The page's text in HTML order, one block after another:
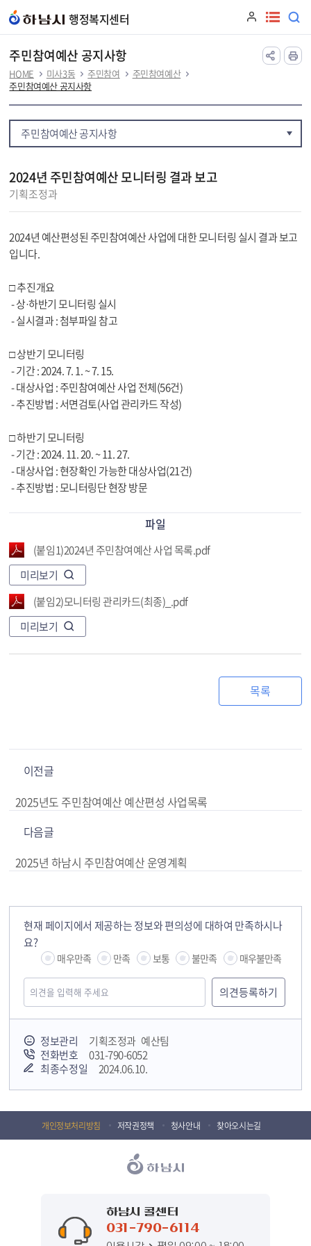
행정복지센터
주민참여예산 공지사항
HOME 미사3동 주민참여
주민참여예산
주민참여예산 공지사항
주민참여예산 공지사항
2024년 주민참여예산 모니터링 결과 보고
기획조정과
2024년 예산편성된 주민참여예산 사업에 대한 모니터링 실시 결과 보고
입니다.
□ 추진개요
- 상·하반기 모니터링 실시
- 실시결과 : 첨부파일 참고
□ 상반기 모니터링
- 기간 : 2024. 7. 1. ~ 7. 15.
- 대상사업 : 주민참여예산 사업 전체(56건)
- 추진방법 : 서면검토(사업 관리카드 작성)
□ 하반기 모니터링
- 기간 : 2024. 11. 20. ~ 11. 27.
- 대상사업 : 현장확인 가능한 대상사업(21건)
- 추진방법 : 모니터링단 현장 방문
파일
(붙임1)2024년 주민참여예산 사업 목록.pdf
미리보기
(붙임2)모니터링 관리카드(최종)_.pdf
미리보기
목록
이전글
2025년도 주민참여예산 예산편성 사업목록
다음글
2025년 하남시 주민참여예산 운영계획
현재 페이지에서 제공하는 정보와 편의성에 대하여 만족하시나
요?
매우만족 만족 보통 불만족 매우불만족
정보관리
기획조정과 예산팀
전화번호
031-790-6052
최종수정일
2024.06.10.
개인정보처리방침 저작권정책 청사안내 찾아오시는길
하남시 콜센터
031-790-6114